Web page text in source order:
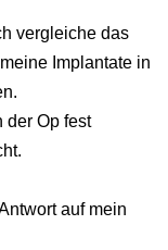
vergleiche das
Implantate in
der Op fest
auf mein